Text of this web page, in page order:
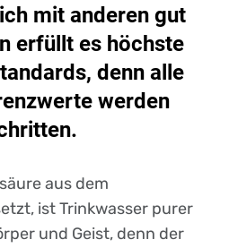
mit anderen gut
erfüllt es höchste
denn alle
werden
aus dem
ist Trinkwasser purer
und Geist, denn der